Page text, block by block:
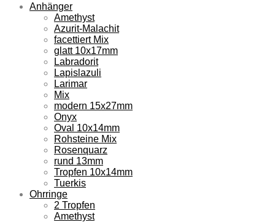
Anhänger
Amethyst
Azurit-Malachit
facettiert Mix
glatt 10x17mm
Labradorit
Lapislazuli
Larimar
Mix
modern 15x27mm
Onyx
Oval 10x14mm
Rohsteine Mix
Rosenquarz
rund 13mm
Tropfen 10x14mm
Tuerkis
Ohrringe
2 Tropfen
Amethyst